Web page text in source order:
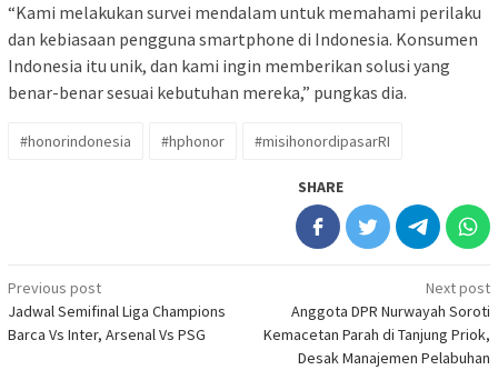
“Kami melakukan survei mendalam untuk memahami perilaku
dan kebiasaan pengguna smartphone di Indonesia. Konsumen
Indonesia itu unik, dan kami ingin memberikan solusi yang
benar-benar sesuai kebutuhan mereka,” pungkas dia.
#honorindonesia #hphonor #misihonordipasarRI
SHARE
Post
navigation
Previous post
Jadwal Semifinal Liga Champions
Barca Vs Inter, Arsenal Vs PSG
Next post
Anggota DPR Nurwayah Soroti
Kemacetan Parah di Tanjung Priok,
Desak Manajemen Pelabuhan